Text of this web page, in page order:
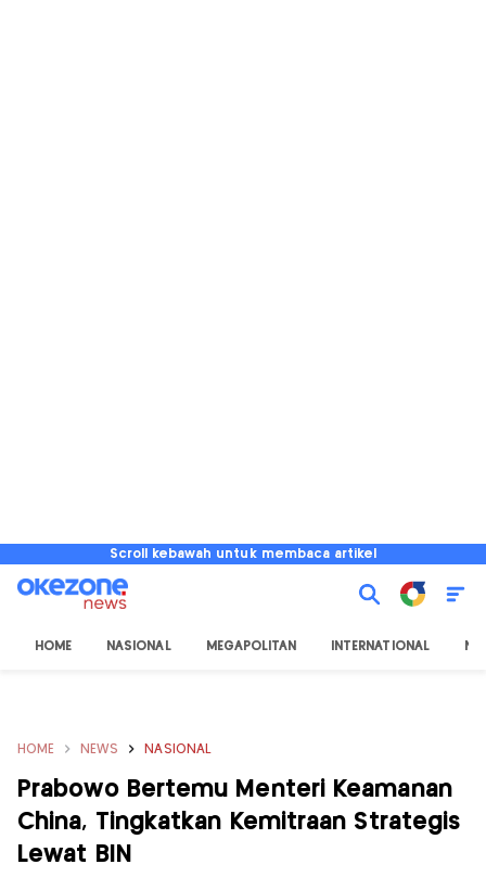
Scroll kebawah untuk membaca artikel
HOME NASIONAL MEGAPOLITAN INTERNATIONAL
HOME NEWS NASIONAL
Prabowo Bertemu Menteri Keamanan
China, Tingkatkan Kemitraan Strategis
Lewat BIN